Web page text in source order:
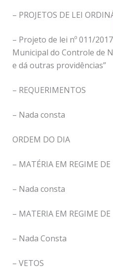
– PROJETOS DE LEI
– Projeto de lei nº 011/
Municipal do Controle de
e dá outras providências”
– REQUERIMENTOS
– Nada consta
ORDEM DO DIA
– MATÉRIA EM REGIME DE
– Nada consta
– MATERIA EM REGIME
– Nada Consta
– VETOS